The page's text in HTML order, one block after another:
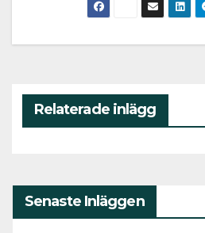
Relaterade inlägg
Senaste Inläggen